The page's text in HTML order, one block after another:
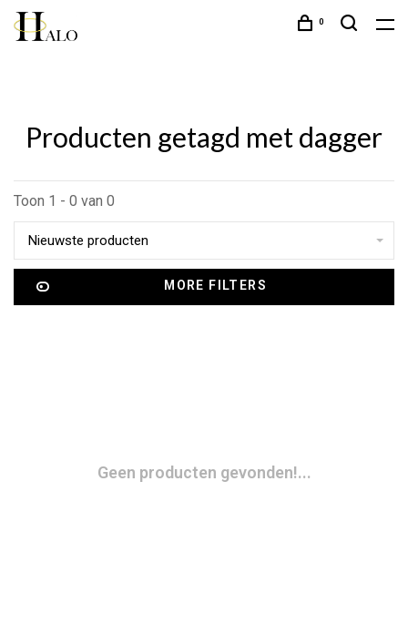
0
Producten getagd met dagger
Toon 1 - 0 van 0
Nieuwste producten
MORE FILTERS
Geen producten gevonden!...